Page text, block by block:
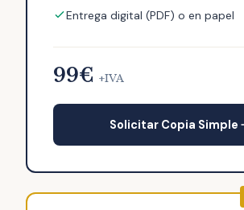
Entrega digital (PDF) o en papel
99€ +IVA
Solicitar Copia Simple